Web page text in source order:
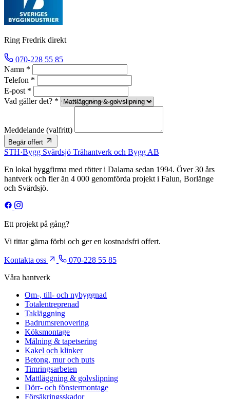
Ring Fredrik direkt
070-228 55 85
Namn *
Telefon *
E-post *
Vad gäller det? *
Meddelande (valfritt)
Begär offert
STH·Bygg Svärdsjö Trähantverk och Bygg AB
En lokal byggfirma med rötter i Dalarna sedan 1994. Över 30 års
hantverk och fler än 4 000 genomförda projekt i Falun, Borlänge
och Svärdsjö.
Ett projekt på gång?
Vi tittar gärna förbi och ger en kostnadsfri offert.
Kontakta oss
070-228 55 85
Våra hantverk
Om-, till- och nybyggnad
Totalentreprenad
Takläggning
Badrumsrenovering
Köksmontage
Målning & tapetsering
Kakel och klinker
Betong, mur och puts
Timringsarbeten
Mattläggning & golvslipning
Dörr- och fönstermontage
Försäkringsskador